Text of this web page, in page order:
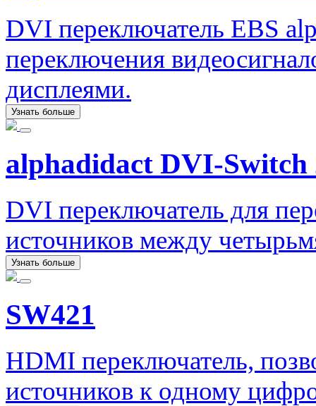
DVI переключатель EBS
переключения
дисплеями.
Узнать больше
alphadidact DVI-Switch
DVI переключатель для
источников между
Узнать больше
SW421
HDMI переключатель,
источников к одному